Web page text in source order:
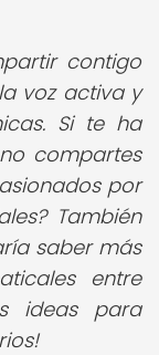
contigo
voz activa y
Si te ha
compartes
por
También
saber más
entre
ideas para